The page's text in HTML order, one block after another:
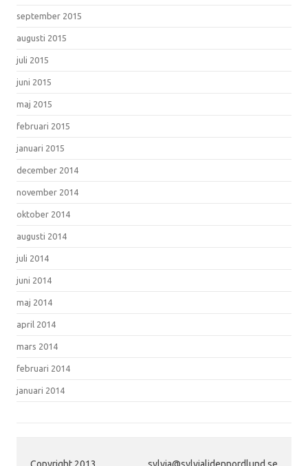
september 2015
augusti 2015
juli 2015
juni 2015
maj 2015
februari 2015
januari 2015
december 2014
november 2014
oktober 2014
augusti 2014
juli 2014
juni 2014
maj 2014
april 2014
mars 2014
februari 2014
januari 2014